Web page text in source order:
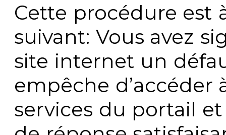
Cette procédure est
suivant: Vous avez
site internet un
empêche
services du portail